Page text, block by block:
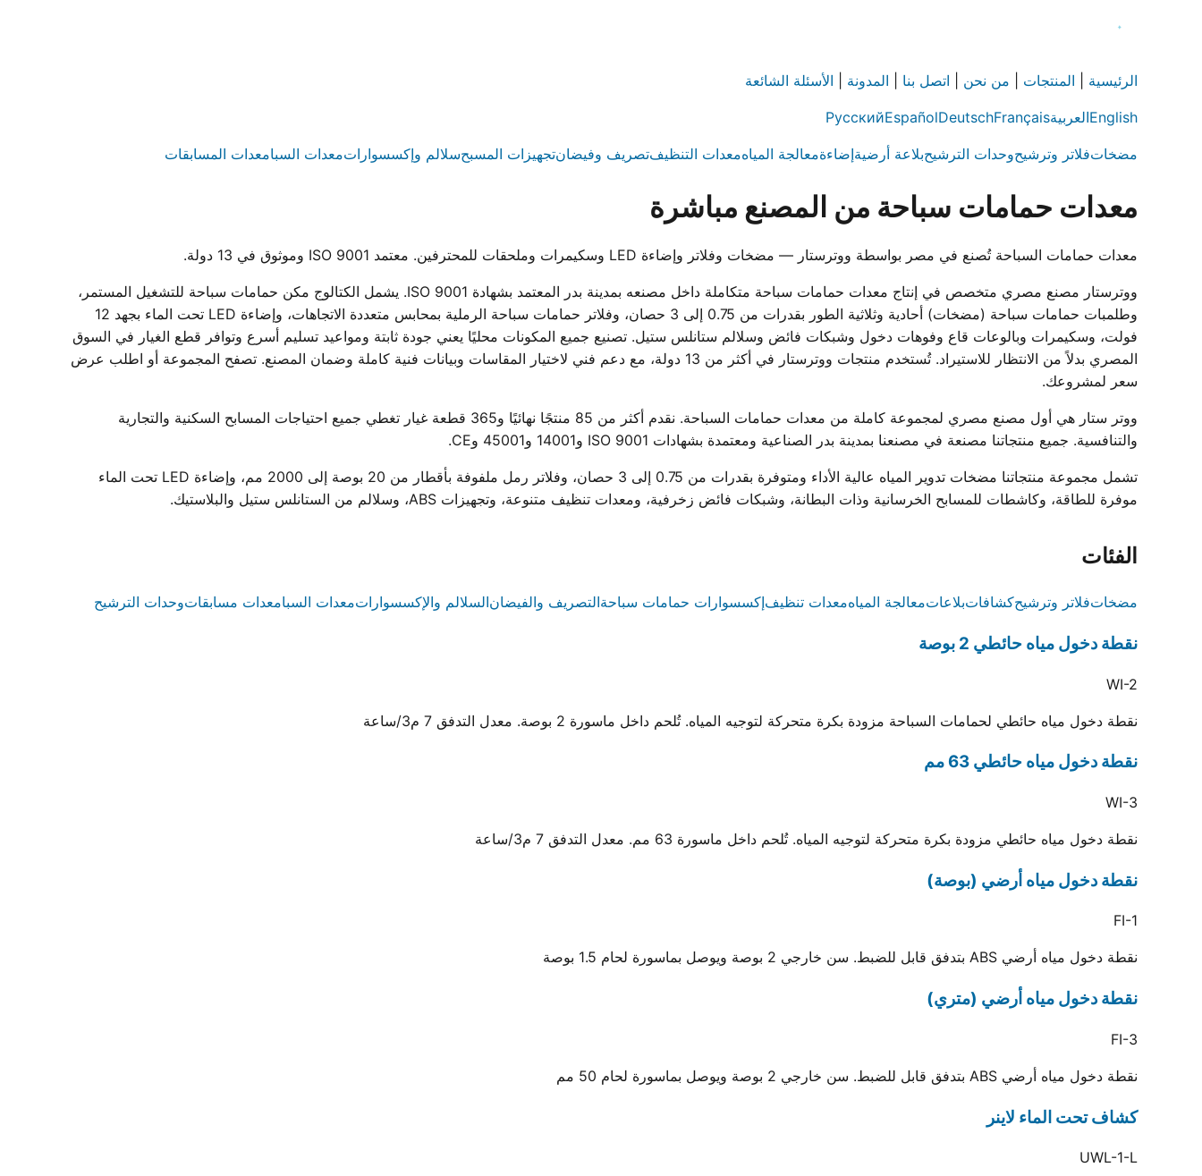
الرئيسية المنتجات من نحن اتصل بنا المدونة الأسئلة الشائعة
EnglishالعربيةFrançais
Deutsch
Español
Русский
مضخاتفلاتر وترشيحوحدات الترشيحبلاعة أرضيةإضاءةمعالجة المياهمعدات التنظيفتصريف وفيضانتجهيزات المسبحسلالم وإكسسواراتمعدات السبامعدات المسابقات
معدات حمامات سباحة من المصنع مباشرة
معدات حمامات السباحة تُصنع في مصر بواسطة ووترستار — مضخات وفلاتر وإضاءة LED وسكيمرات وملحقات للمحترفين. معتمد ISO 9001 وموثوق في 13 دولة.
ووترستار مصنع مصري متخصص في إنتاج معدات حمامات سباحة متكاملة داخل مصنعه بمدينة بدر المعتمد بشهادة ISO 9001. يشمل الكتالوج مكن حمامات سباحة للتشغيل المستمر،
وطلمبات حمامات سباحة (مضخات) أحادية وثلاثية الطور بقدرات من 0.75 إلى 3 حصان، وفلاتر حمامات سباحة الرملية بمحابس متعددة الاتجاهات، وإضاءة LED تحت الماء بجهد 12
فولت، وسكيمرات وبالوعات قاع وفوهات دخول وشبكات فائض وسلالم ستانلس ستيل. تصنيع جميع المكونات محليًا يعني جودة ثابتة ومواعيد تسليم أسرع وتوافر قطع الغيار في السوق
المصري بدلاً من الانتظار للاستيراد. تُستخدم منتجات ووترستار في أكثر من 13 دولة، مع دعم فني لاختيار المقاسات وبيانات فنية كاملة وضمان المصنع. تصفح المجموعة أو اطلب عرض
سعر لمشروعك.
ووتر ستار هي أول مصنع مصري لمجموعة كاملة من معدات حمامات السباحة. نقدم أكثر من 85 منتجًا نهائيًا و365 قطعة غيار تغطي جميع احتياجات المسابح السكنية والتجارية
والتنافسية. جميع منتجاتنا مصنعة في مصنعنا بمدينة بدر الصناعية ومعتمدة بشهادات ISO 9001 و14001 و45001 وCE.
تشمل مجموعة منتجاتنا مضخات تدوير المياه عالية الأداء ومتوفرة بقدرات من 0.75 إلى 3 حصان، وفلاتر رمل ملفوفة بأقطار من 20 بوصة إلى 2000 مم، وإضاءة LED تحت الماء
موفرة للطاقة، وكاشطات للمسابح الخرسانية وذات البطانة، وشبكات فائض زخرفية، ومعدات تنظيف متنوعة، وتجهيزات ABS، وسلالم من الستانلس ستيل والبلاستيك.
الفئات
مضخاتفلاتر وترشيحكشافاتبلاعاتمعالجة المياهمعدات تنظيفإكسسوارات حمامات سباحةالتصريف والفيضانالسلالم والإكسسواراتمعدات السبامعدات مسابقاتوحدات الترشيح
نقطة دخول مياه حائطي 2 بوصة
WI-2
نقطة دخول مياه حائطي لحمامات السباحة مزودة بكرة متحركة لتوجيه المياه. تُلحم داخل ماسورة 2 بوصة. معدل التدفق 7 م3/ساعة
نقطة دخول مياه حائطي 63 مم
WI-3
نقطة دخول مياه حائطي مزودة بكرة متحركة لتوجيه المياه. تُلحم داخل ماسورة 63 مم. معدل التدفق 7 م3/ساعة
نقطة دخول مياه أرضي (بوصة)
FI-1
نقطة دخول مياه أرضي ABS بتدفق قابل للضبط. سن خارجي 2 بوصة ويوصل بماسورة لحام 1.5 بوصة
نقطة دخول مياه أرضي (متري)
FI-3
نقطة دخول مياه أرضي ABS بتدفق قابل للضبط. سن خارجي 2 بوصة ويوصل بماسورة لحام 50 مم
كشاف تحت الماء لاينر
UWL-1-L